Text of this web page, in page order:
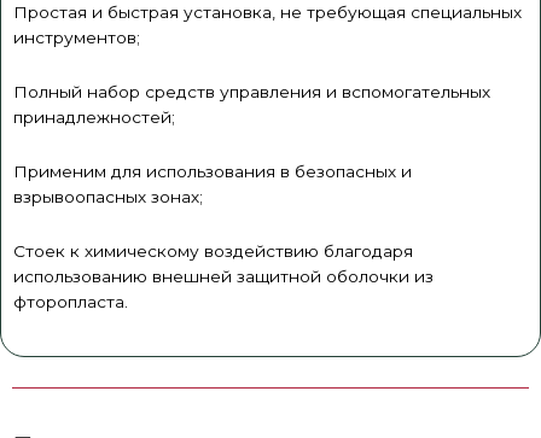
Простая и быстрая установка, не требующая специальных
инструментов;
Полный набор средств управления и вспомогательных
принадлежностей;
Применим для использования в безопасных и
взрывоопасных зонах;
Стоек к химическому воздействию благодаря
использованию внешней защитной оболочки из
фторопласта.